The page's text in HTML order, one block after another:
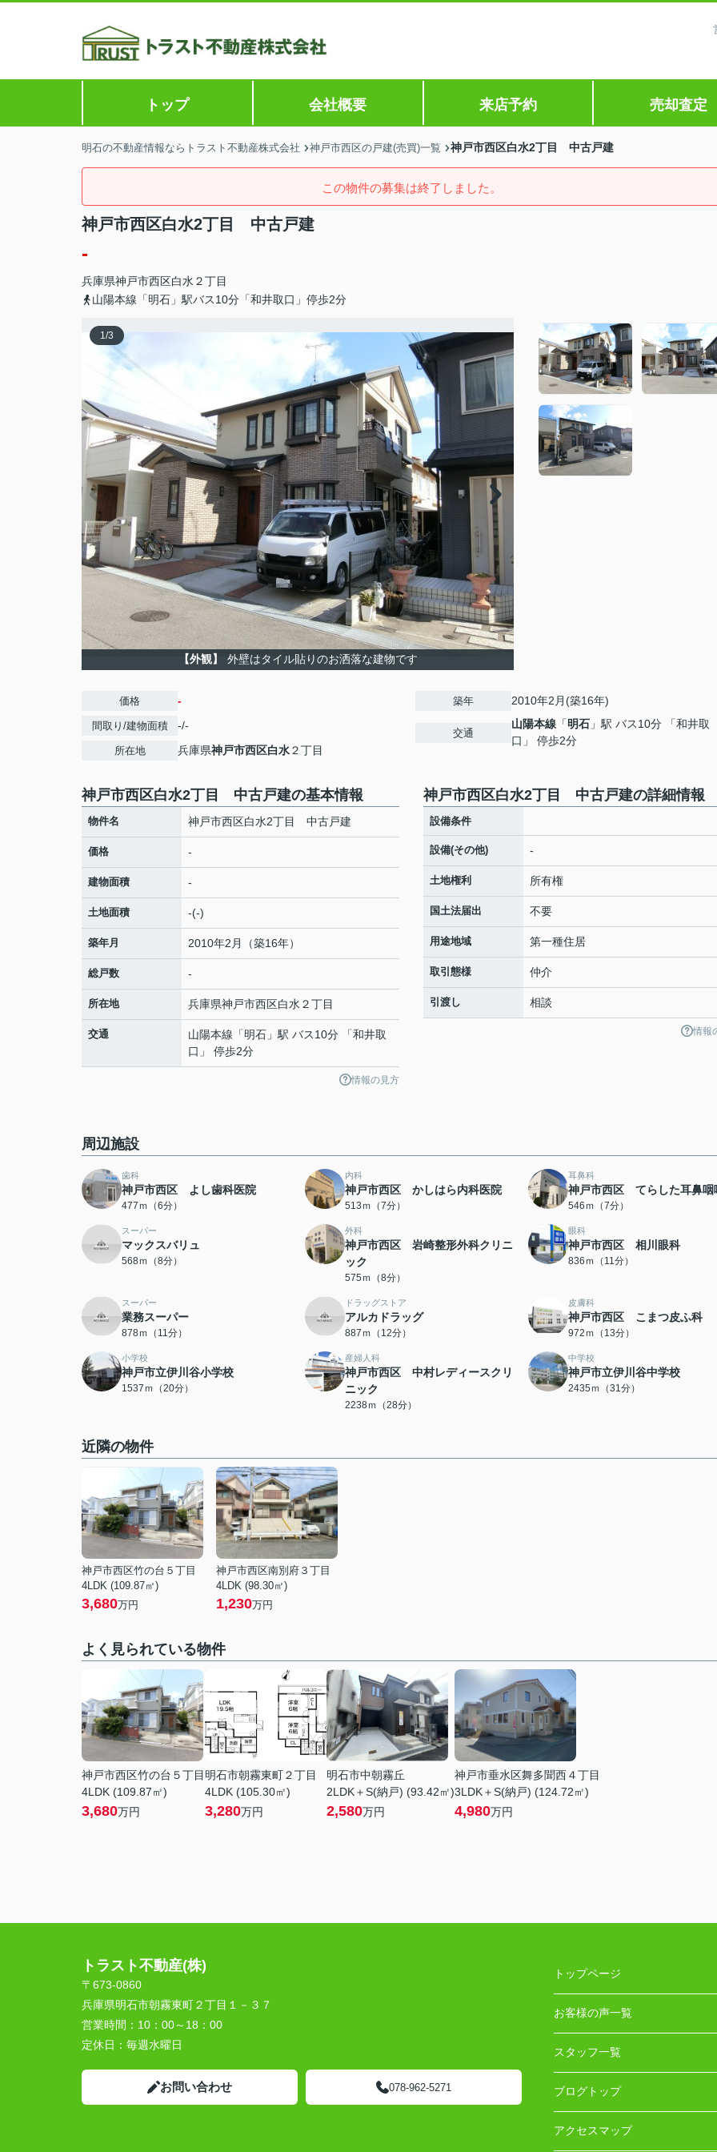
トップ 会社概要 来店予約 売却査定
明石の不動産情報ならトラスト不動産株式会社 神戸市西区の戸建(売買)一覧 神戸市西区白水2丁目 中古戸建
この物件の募集は終了しました。
神戸市西区白水2丁目 中古戸建
-
兵庫県神戸市西区白水 ２丁目
山陽本線「明石」駅バス10分「和井取口」停歩2分
1/3
【外観】 外壁はタイル貼りのお洒落な建物です
価格 -
間取り/建物面積 -/-
所在地 兵庫県神戸市西区白水２丁目
築年 2010年2月(築16年)
交通
山陽本線 「明石 」駅 バス10分 「和井取
口」 停歩2分
神戸市西区白水2丁目 中古戸建の基本情報
物件名 神戸市西区白水2丁目 中古戸建
価格 -
建物面積 -
土地面積 -(-)
築年月 2010年2月（築16年）
総戸数 -
所在地 兵庫県神戸市西区白水 ２丁目
交通 山陽本線 「明石 」駅 バス10分 「和井取
口」 停歩2分
情報の見方
神戸市西区白水2丁目 中古戸建の詳細情報
設備条件
設備(その他) -
土地権利 所有権
国土法届出 不要
用途地域 第一種住居
取引態様 仲介
引渡し 相談
情報
周辺施設
歯科
神戸市西区 よし歯科医院
477ｍ（6分）
内科
神戸市西区 かしはら内科医院
513ｍ（7分）
耳鼻科
神戸市西区 てらした耳鼻咽
546ｍ（7分）
スーパー
マックスバリュ
568ｍ（8分）
外科
神戸市西区 岩崎整形外科クリニ
ック
575ｍ（8分）
眼科
神戸市西区 相川眼科
836ｍ（11分）
スーパー
業務スーパー
878ｍ（11分）
ドラッグストア
アルカドラッグ
887ｍ（12分）
皮膚科
神戸市西区 こまつ皮ふ科
972ｍ（13分）
小学校
神戸市立伊川谷小学校
1537ｍ（20分）
産婦人科
神戸市西区 中村レディースクリ
ニック
2238ｍ（28分）
中学校
神戸市立伊川谷中学校
2435ｍ（31分）
近隣の物件
神戸市西区竹の台５丁目
4LDK (109.87㎡)
3,680万円
神戸市西区南別府３丁目
4LDK (98.30㎡)
1,230万円
よく見られている物件
神戸市西区竹の台５丁目
4LDK (109.87㎡)
3,680万円
明石市朝霧東町２丁目
4LDK (105.30㎡)
3,280万円
明石市中朝霧丘
2LDK＋S(納戸) (93.42㎡)
2,580万円
神戸市垂水区舞多聞西４丁目
3LDK＋S(納戸) (124.72㎡)
4,980万円
トラスト不動産(株)
〒673-0860
兵庫県明石市朝霧東町２丁目１－３７
営業時間： 10：00～18：00
定休日： 毎週水曜日
お問い合わせ 078-962-5271
トップページ
お客様の声一覧
スタッフ一覧
ブログトップ
アクセスマップ